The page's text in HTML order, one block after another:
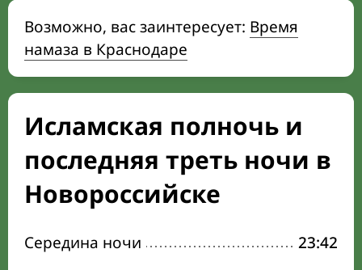
Возможно, вас заинтересует: Время
намаза в Краснодаре
Исламская полночь и
последняя треть ночи в
Новороссийске
Середина ночи
23:42